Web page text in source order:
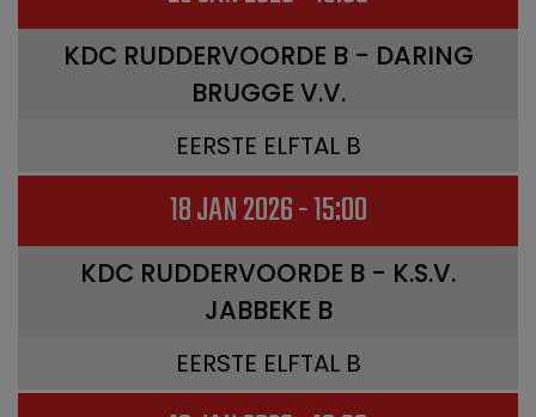
KDC RUDDERVOORDE B - DARING
BRUGGE V.V.
EERSTE ELFTAL B
18 JAN 2026 - 15:00
KDC RUDDERVOORDE B - K.S.V.
JABBEKE B
EERSTE ELFTAL B